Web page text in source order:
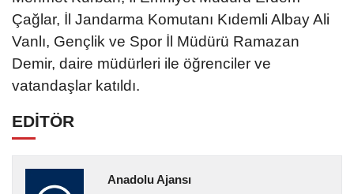
Çağlar, İl Jandarma Komutanı Kıdemli Albay Ali
Vanlı, Gençlik ve Spor İl Müdürü Ramazan
Demir, daire müdürleri ile öğrenciler ve
vatandaşlar katıldı. ​​​​​​
EDİTÖR
Anadolu Ajansı